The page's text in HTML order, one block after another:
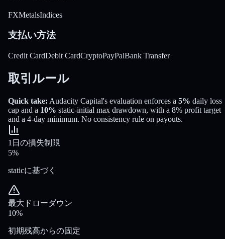
FXMetalsIndices
支払い方法
Credit CardDebit CardCryptoPayPalBank Transfer
取引ルール
Quick take: Audacity Capital's evaluation enforces a 5% daily loss
cap and a 10% static-initial max drawdown, with a 8% profit target
and a 4-day minimum. No consistency rule on payouts.
1日の損失制限
5%
staticに基づく
最大ドローダウン
10%
初期残高からの固定